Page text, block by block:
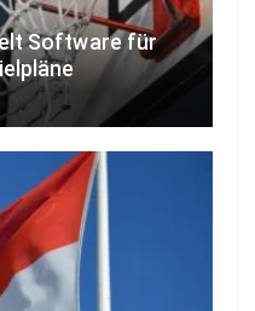
Software für